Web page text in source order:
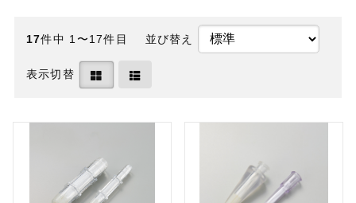
17件中 1〜17件目 並び替え
表示切替